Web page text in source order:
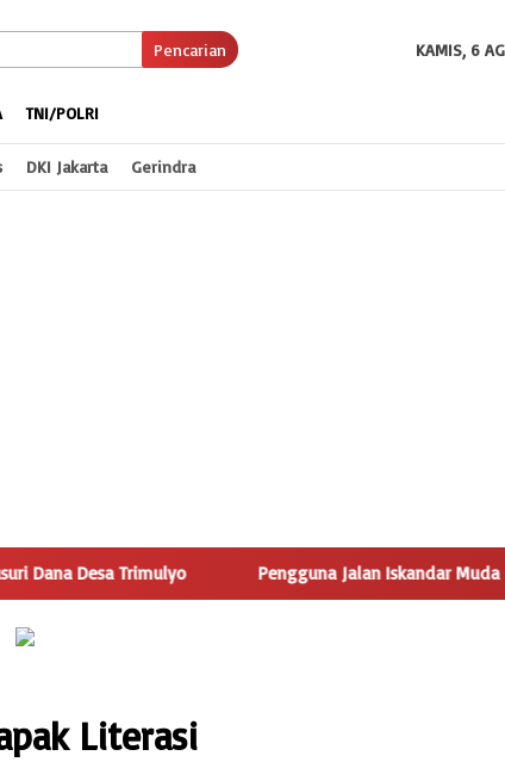
Pencarian KAMIS, 6
TNI/POLRI
DKI Jakarta Gerindra
Pengguna Jalan Iskandar Muda Sambut Positif
Literasi